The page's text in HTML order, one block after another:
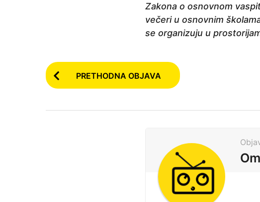
Zakona o osnovnom
večeri u osnovnim
se organizuju u
P
o
PRETHODNA OBJAVA